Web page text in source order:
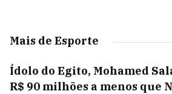
Mais de Esporte
Ídolo do Egito, Mohamed
R$ 90 milhões a menos que